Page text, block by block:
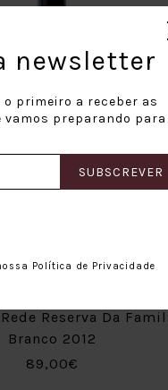
Reserva Da
Branco 2012
89,00€
newsletter
primeiro a receber as
vamos preparando para
SUBSCREVER
Política de Privacidade